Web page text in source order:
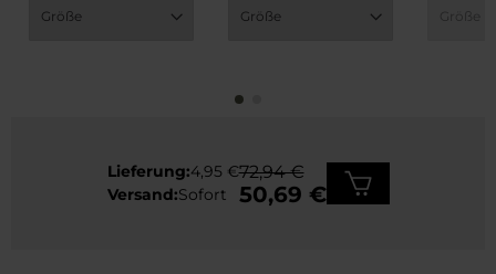
Lieferung:4,95 €
Versand:Sofort
72,94 €
50,69 €